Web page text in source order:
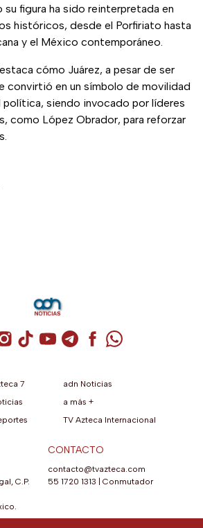
figura ha sido reinterpretada en
históricos, desde el Porfiriato hasta
y el México contemporáneo.
cómo Juárez, a pesar de ser
convirtió en un símbolo de movilidad
siendo invocado por líderes
como López Obrador, para reforzar
de X / Twitter (se abre en una
Cuenta de Instagram (se abre en una
Cuenta de TikTok (se abre en
Cuenta de YouTube (se abre
Cuenta de Telegram (se
Cuenta de
Cuenta de
7
adn Noticias
a más +
TV Azteca Internacional
C.P.
CONTACTO
contacto@tvazteca.com
55 1720 1313 | Conmutador